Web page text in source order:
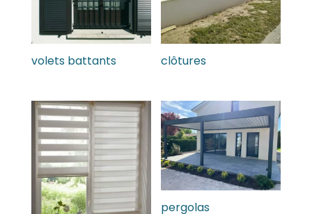
volets battants clôtures
pergolas